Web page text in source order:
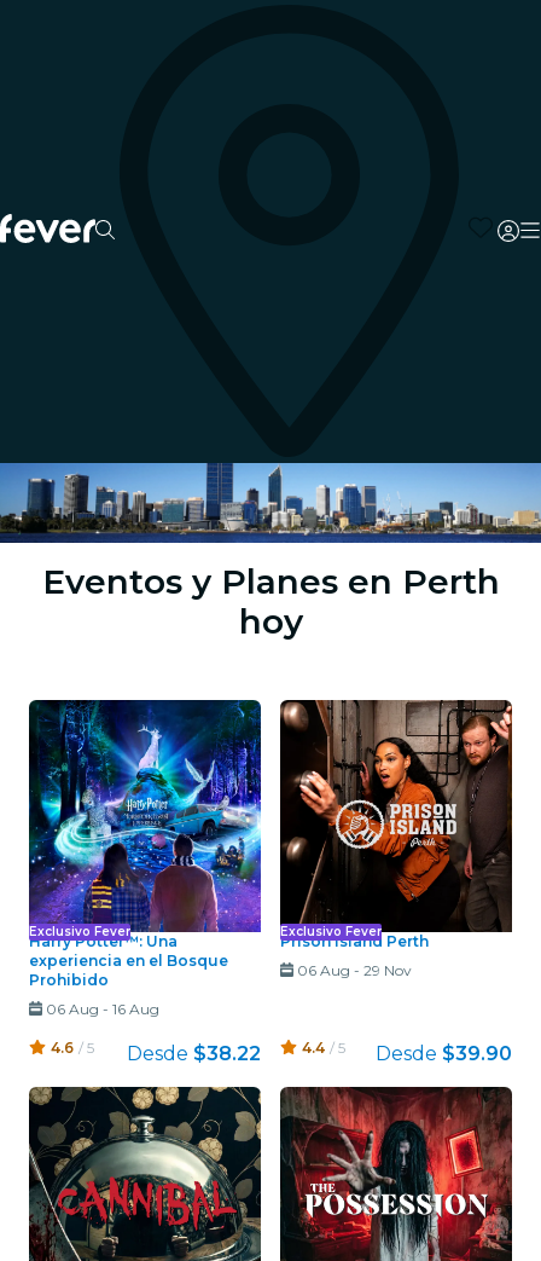
Eventos y Planes en Perth
hoy
Exclusivo Fever
Harry Potter™: Una
experiencia en el Bosque
Prohibido
06 Aug - 16 Aug
4.6 / 5 Desde $38.22
Exclusivo Fever
Prison Island Perth
06 Aug - 29 Nov
4.4 / 5 Desde $39.90